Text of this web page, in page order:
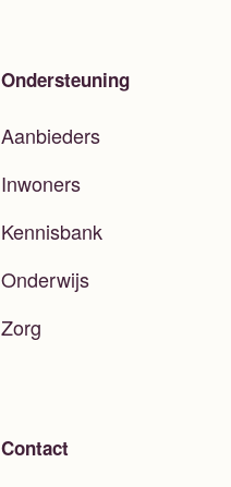
Ondersteuning
Aanbieders
Inwoners
Kennisbank
Onderwijs
Zorg
Contact